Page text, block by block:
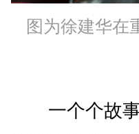
图为徐建华在
一个个故事